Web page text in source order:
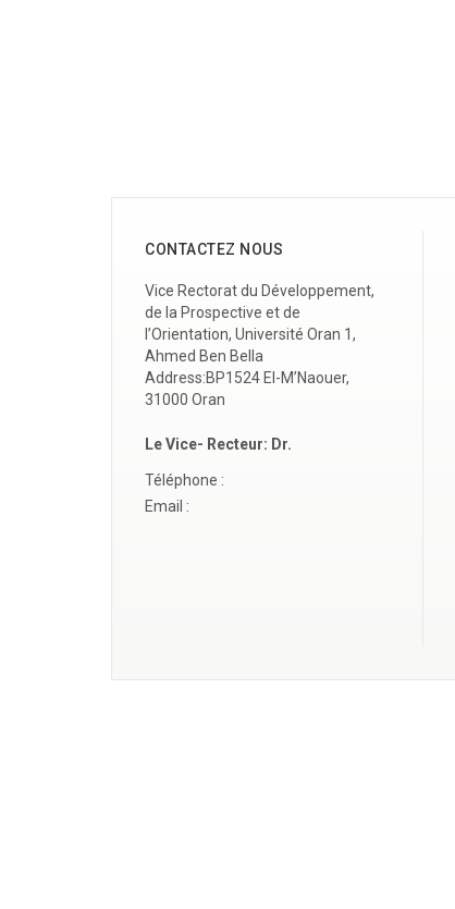
CONTACTEZ NOUS
Vice Rectorat du Développement,
de la Prospective et de
l’Orientation, Université Oran 1,
Ahmed Ben Bella
Address:BP1524 El-M’Naouer,
31000 Oran
Le Vice- Recteur: Dr.
Téléphone :
Email :